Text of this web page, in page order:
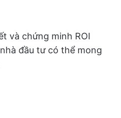
và chứng minh ROI
đầu tư có thể mong